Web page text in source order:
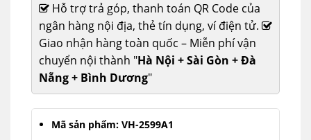
Hỗ trợ trả góp, thanh toán QR Code của
ngân hàng nội địa, thẻ tín dụng, ví điện tử.
Giao nhận hàng toàn quốc – Miễn phí vận
chuyển nội thành "Hà Nội + Sài Gòn + Đà
Nẵng + Bình Dương"
Mã sản phẩm: VH-2599A1